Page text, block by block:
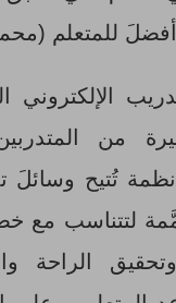
للمتعلم (محمد،
من
أنظمة تُتيح
لتتناسب مع
وتحقيق الراحة